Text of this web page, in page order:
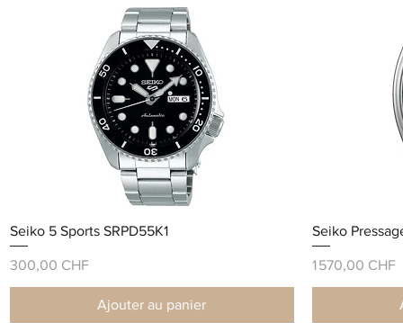
Seiko 5 Sports SRPD55K1
Prix
300,00 CHF
Ajouter au panier
Seiko
Prix
1 570,00 CHF